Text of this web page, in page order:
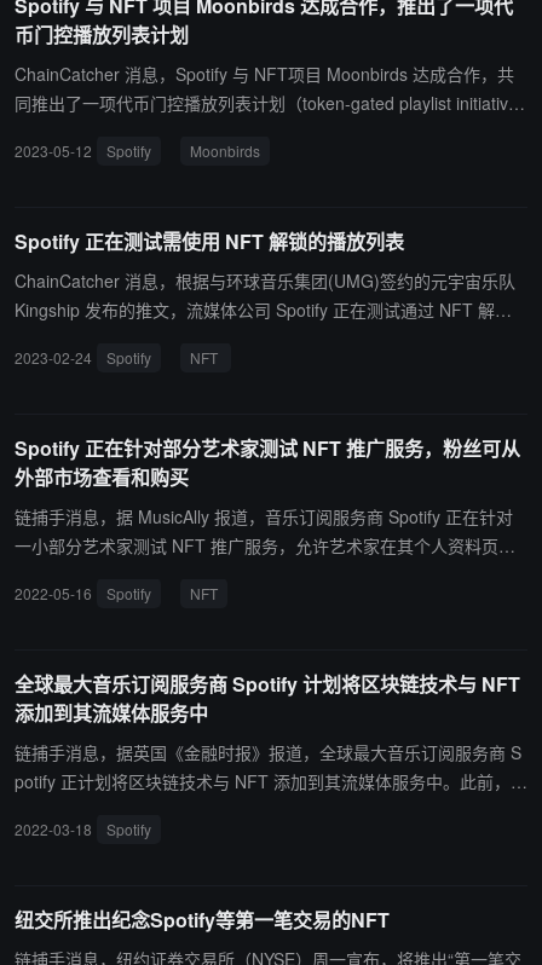
币门控播放列表计划
ChainCatcher 消息，Spotify 与 NFT项目 Moonbirds 达成合作，共
同推出了一项代币门控播放列表计划（token-gated playlist initiativ
T 持有者可以访问独家播放列表“数字文艺复兴之声”。(来源链接)
2023-05-12 Spotify Moonbirds
Spotify 正在测试需使用 NFT 解锁的播放列表
ChainCatcher 消息，根据与环球音乐集团(UMG)签约的元宇宙乐队
Kingship 发布的推文，流媒体公司 Spotify 正在测试通过 NFT 解锁
有拥有 Kingship 钥匙卡的 NFT 用户才能访问。 Kingship 表示，目
oonbird 等团队也正在测试这项功能。 对此，Spotify 通过评论 Overl
oad 和 Kingship 的推文证实了这一测试，但没有透露更多细节。该
公司在一份声明中告诉 TechCrunch，这只是该平台的众多测试之
一。（来源链接）
2023-02-24 Spotify NFT
Spotify 正在针对部分艺术家测试 NFT 推广服务，粉丝可从
外部市场查看和购买
链捕手消息，据 MusicAlly 报道，音乐订阅服务商 Spotify 正在针对
一小部分艺术家测试 NFT 推广服务，允许艺术家在其个人资料页面
NFT。（来源链接）
2022-05-16 Spotify NFT
全球最大音乐订阅服务商 Spotify 计划将区块链技术与 NFT
添加到其流媒体服务中
链捕手消息，据英国《金融时报》报道，全球最大音乐订阅服务商 S
potify 正计划将区块链技术与 NFT 添加到其流媒体服务中。此前，S
potify Moonshots 招聘内容、创作者、媒体、Web3 和新兴技术行业
2022-03-18 Spotify
纽交所推出纪念Spotify等第一笔交易的NFT
链捕手消息，纽约证券交易所（NYSE）周一宣布，将推出“第一笔交